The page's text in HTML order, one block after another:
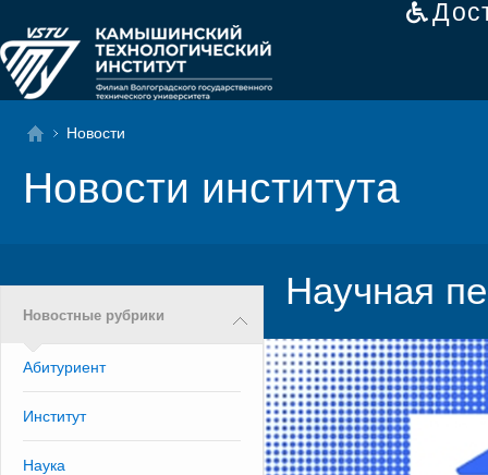
Новости
Новости института
Новостные рубрики
Абитуриент
Институт
Наука
Научная